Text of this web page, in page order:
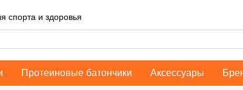
спорта и здоровья
Протеиновые батончики Аксессуары